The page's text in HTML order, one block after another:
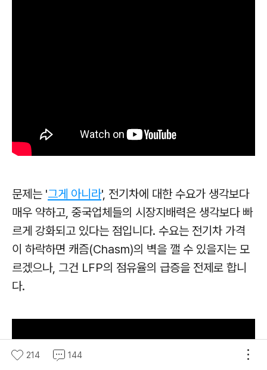
문제는 '그게 아니라', 전기차에 대한 수요가 생각보다
매우 약하고, 중국업체들의 시장지배력은 생각보다 빠
르게 강화되고 있다는 점입니다. 수요는 전기차 가격
이 하락하면 캐즘(Chasm)의 벽을 깰 수 있을지는 모
르겠으나, 그건 LFP의 점유율의 급증을 전제로 합니
다.
214 144